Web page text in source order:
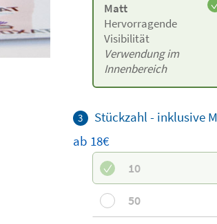
Matt
Hervorragende
Visibilität
Verwendung im
Innenbereich
3
Stückzahl - inklusive
ab 18€
10
50